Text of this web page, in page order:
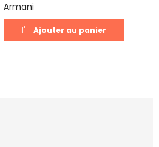
Armani
Ajouter au panier